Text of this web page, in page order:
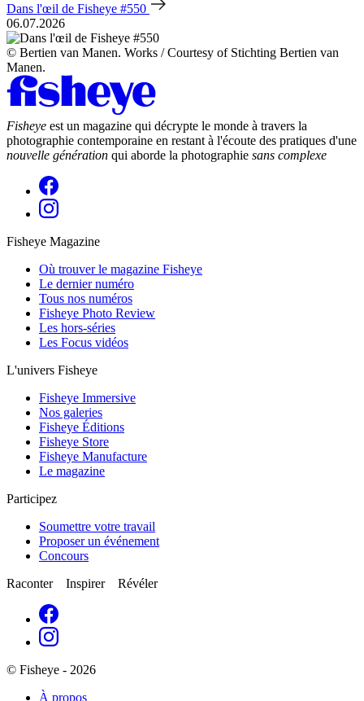
Dans l'œil de Fisheye #550
06.07.2026
© Bertien van Manen. Works / Courtesy of Stichting Bertien van
Manen.
Fisheye est un magazine qui décrypte le monde à travers la
photographie contemporaine en restant à l'écoute des pratiques d'une
nouvelle génération qui aborde la photographie sans complexe
Fisheye Magazine
Où trouver le magazine Fisheye
Le dernier numéro
Tous nos numéros
Fisheye Photo Review
Les hors-séries
Les Focus vidéos
L'univers Fisheye
Fisheye Immersive
Nos galeries
Fisheye Éditions
Fisheye Store
Fisheye Manufacture
Le magazine
Participez
Soumettre votre travail
Proposer un événement
Concours
Raconter Inspirer Révéler
© Fisheye - 2026
À propos